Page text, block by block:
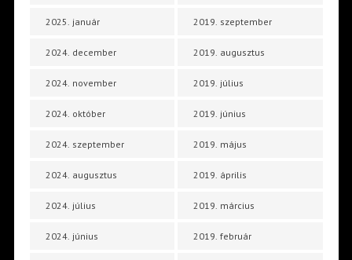
2025. január
2024. december
2024. november
2024. október
2024. szeptember
2024. augusztus
2024. július
2024. június
2019. szeptember
2019. augusztus
2019. július
2019. június
2019. május
2019. április
2019. március
2019. február